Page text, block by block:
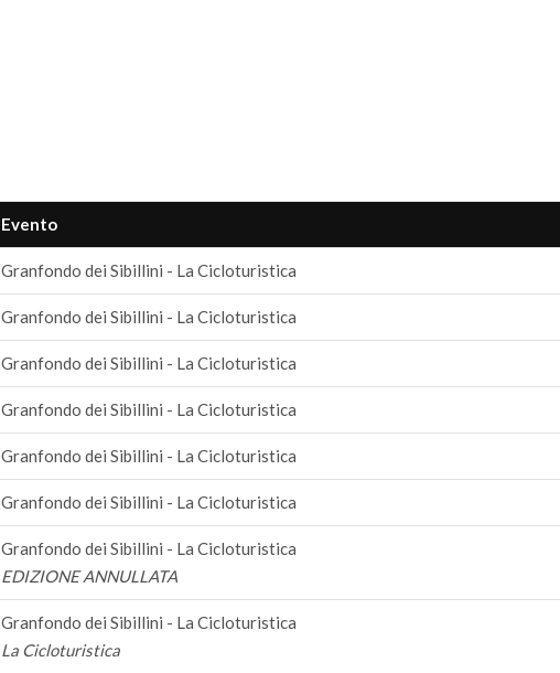
Evento
Granfondo dei Sibillini - La Cicloturistica
Granfondo dei Sibillini - La Cicloturistica
Granfondo dei Sibillini - La Cicloturistica
Granfondo dei Sibillini - La Cicloturistica
Granfondo dei Sibillini - La Cicloturistica
Granfondo dei Sibillini - La Cicloturistica
Granfondo dei Sibillini - La Cicloturistica
EDIZIONE ANNULLATA
Granfondo dei Sibillini - La Cicloturistica
La Cicloturistica